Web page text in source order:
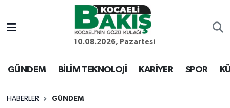
10.08.2026, Pazartesi
GÜNDEM BİLİM TEKNOLOJİ KARİYER SPOR
HABERLER GÜNDEM
Kocaeli Nöbetçi Eczaneler
Kocaeli Hava Durumu